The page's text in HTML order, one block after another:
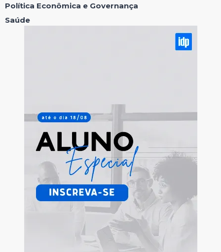
Política Econômica e Governança
Saúde